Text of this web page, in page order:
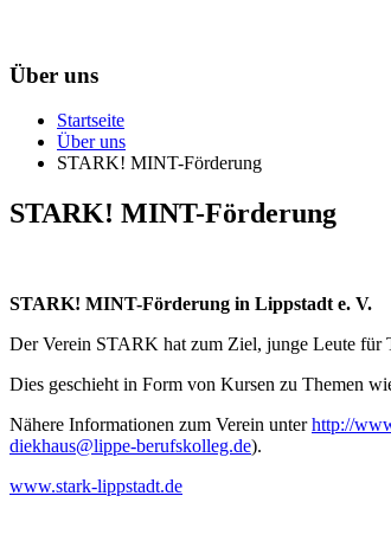
Über uns
Startseite
Über uns
STARK! MINT-Förderung
STARK! MINT-Förderung
STARK! MINT-Förderung in Lippstadt e. V.
Der Verein STARK hat zum Ziel, junge Leute für
Dies geschieht in Form von Kursen zu Themen
Nähere Informationen zum Verein unterhttp://
diekhaus@lippe-berufskolleg.de).
www.stark-lippstadt.de